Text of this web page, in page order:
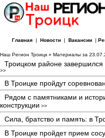
Главная| Новости| Вакансии|
Наш Регион Троицк » Материалы за
Троицком районе
>>
В Троицке пройдут
Рядом с памятниками и
конструкции >>
Сила, братство и память: в
В Троицке пройдет прием